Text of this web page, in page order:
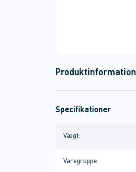
Produktinformation
Specifikationer
Vægt:
Varegruppe: